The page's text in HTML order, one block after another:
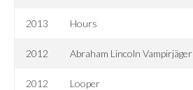
2013 Hours
2012 Abraham Lincoln Vampirjäger
2012 Looper